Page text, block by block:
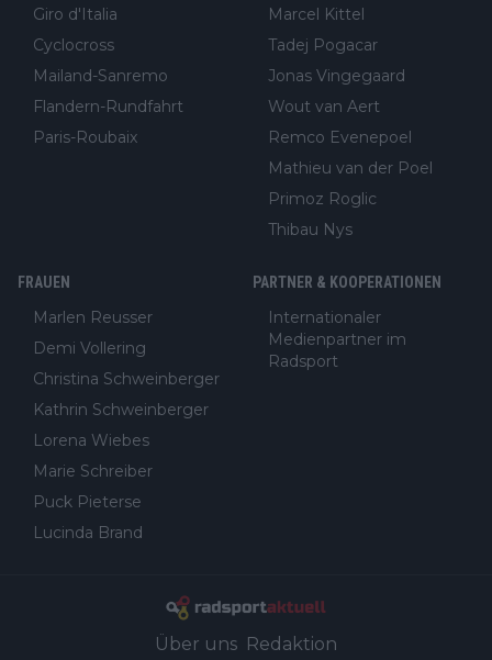
Giro d'Italia
Cyclocross
Mailand-Sanremo
Flandern-Rundfahrt
Paris-Roubaix
Marcel Kittel
Tadej Pogacar
Jonas Vingegaard
Wout van Aert
Remco Evenepoel
Mathieu van der Poel
Primoz Roglic
Thibau Nys
FRAUEN
Marlen Reusser
Demi Vollering
Christina Schweinberger
Kathrin Schweinberger
Lorena Wiebes
Marie Schreiber
Puck Pieterse
Lucinda Brand
PARTNER & KOOPERATIONEN
Internationaler
Medienpartner im
Radsport
Über uns Redaktion